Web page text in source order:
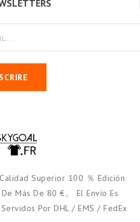
Superior 100 ％ Edición
Más De 80 €。 El Envío Es
Por DHL / EMS / FedEx